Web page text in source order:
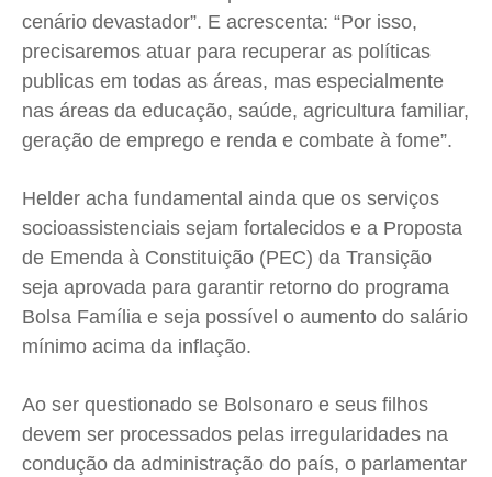
cenário devastador”. E acrescenta: “Por isso,
precisaremos atuar para recuperar as políticas
publicas em todas as áreas, mas especialmente
nas áreas da educação, saúde, agricultura familiar,
geração de emprego e renda e combate à fome”.
Helder acha fundamental ainda que os serviços
socioassistenciais sejam fortalecidos e a Proposta
de Emenda à Constituição (PEC) da Transição
seja aprovada para garantir retorno do programa
Bolsa Família e seja possível o aumento do salário
mínimo acima da inflação.
Ao ser questionado se Bolsonaro e seus filhos
devem ser processados pelas irregularidades na
condução da administração do país, o parlamentar